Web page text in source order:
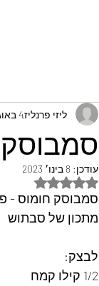
סמבוסק
ליזי פרנליז4 באוג׳ 2022
עודכן: 8 בינו׳ 2023
דירוג של NaN מתוך 5 כוכבים
סמבוסק חומוס -
מתכון של סבתוש
לבצק:
1/2 קילו קמח